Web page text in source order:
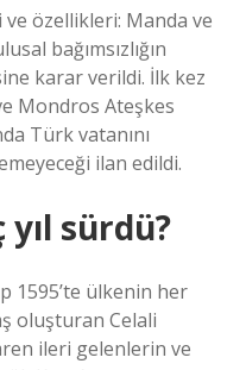
özellikleri: Manda ve
bağımsızlığın
karar verildi. İlk kez
Mondros Ateşkes
Türk vatanını
ilan edildi.
yıl sürdü?
1595’te ülkenin her
oluşturan Celali
ileri gelenlerin ve